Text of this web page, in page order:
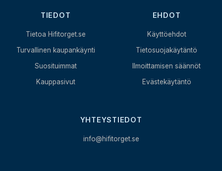
TIEDOT
Tietoa Hifitorget.se
Turvallinen kaupankäynti
Suosituimmat
Kauppasivut
EHDOT
Käyttöehdot
Tietosuojakäytäntö
Ilmoittamisen säännöt
Evästekäytäntö
YHTEYSTIEDOT
info@hifitorget.se